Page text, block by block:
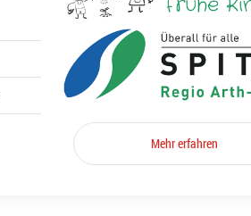
Mehr erfahren